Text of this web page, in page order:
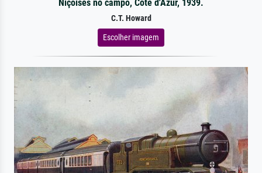
Niçoises no campo, Côte d'Azur, 1939.
C.T. Howard
Escolher imagem